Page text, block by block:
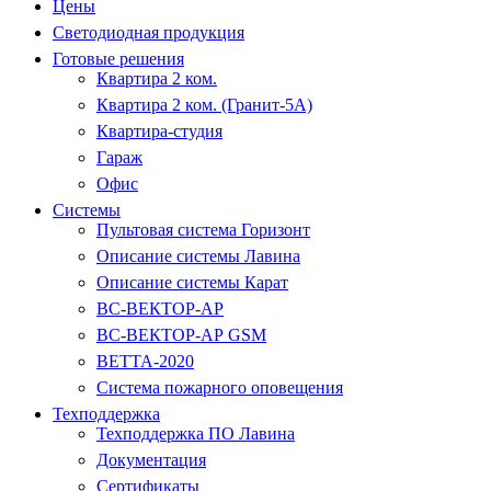
Цены
Светодиодная продукция
Готовые решения
Квартира 2 ком.
Квартира 2 ком. (Гранит-5А)
Квартира-студия
Гараж
Офис
Системы
Пультовая система Горизонт
Описание системы Лавина
Описание системы Карат
ВС-ВЕКТОР-АР
ВС-ВЕКТОР-АР GSM
ВЕТТА-2020
Система пожарного оповещения
Техподдержка
Техподдержка ПО Лавина
Документация
Сертификаты